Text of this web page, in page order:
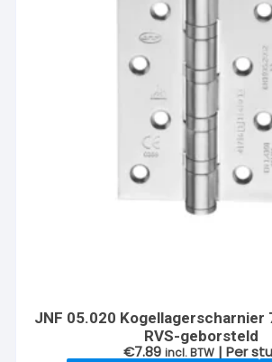
JNF 05.020 Kogellagerscharnier
RVS-geborsteld
€7.89 incl. BTW | Per